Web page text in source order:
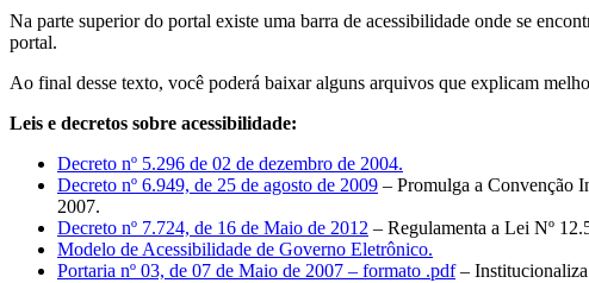
Na parte superior do portal existe uma barra de acessibilidade onde se
portal.
Ao final desse texto, você poderá baixar alguns arquivos que explicam
Leis e decretos sobre acessibilidade:
Decreto nº 5.296 de 02 de dezembro de 2004.
Decreto nº 6.949, de 25 de agosto de 2009 – Promulga a Convenção
2007.
Decreto nº 7.724, de 16 de Maio de 2012 – Regulamenta a Lei Nº
Modelo de Acessibilidade de Governo Eletrônico.
Portaria nº 03, de 07 de Maio de 2007 – formato .pdf–